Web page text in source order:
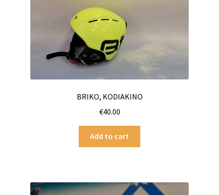
BRIKO, KODIAKINO
€40.00
Add to cart